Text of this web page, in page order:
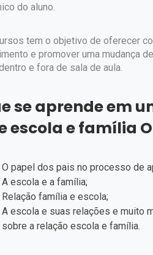
do aluno.
tem o objetivo de oferecer
e promover uma mudança
e fora de sala de aula.
se aprende em
escola e família
O papel dos pais no processo de
A escola e a família;
Relação família e escola;
A escola e suas relações e muito
sobre a relação escola e família.